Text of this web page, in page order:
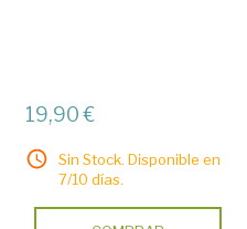
19,90 €
Sin Stock. Disponible en
7/10 días.